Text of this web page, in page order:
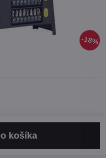
18%
Do košíka